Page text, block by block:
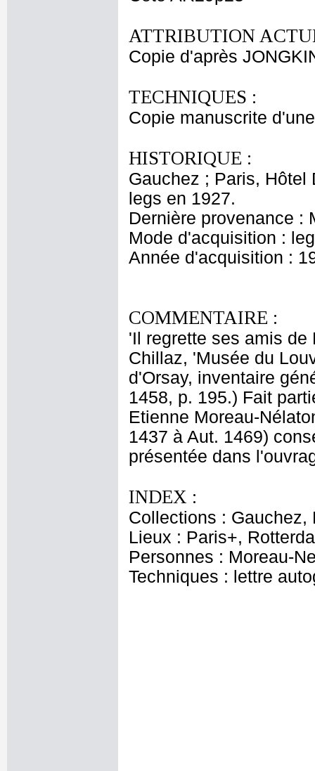
ATTRIBUTION
Copie d'après
TECHNIQUES :
Copie manuscrite
HISTORIQUE :
Gauchez ; Paris, Hôtel
legs en 1927.
Dernière provenance :
Mode d'acquisition :
Année d'acquisition :
COMMENTAIRE :
'Il regrette ses amis de
Chillaz, 'Musée du
d'Orsay, inventaire
1458, p. 195.) Fait
Etienne Moreau-
1437 à Aut. 1469)
présentée dans
INDEX :
Collections : Gauchez,
Lieux : Paris+,
Personnes : Moreau-
Techniques : lettre